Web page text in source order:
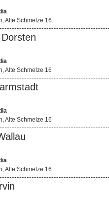
Alte Schmelze 16
Alte Schmelze 16
Alte Schmelze 16
Alte Schmelze 16